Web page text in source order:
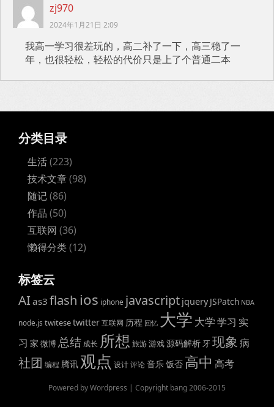
zj970
2024年1月21日 2:09
我高一学习很差玩的，高二补了一下，高三稳了一
年，也很轻松，轻松的代价只是上了个普通二本
分类目录
生活(223)
技术文章(98)
随记(86)
作品 (50)
互联网 (36)
懒得分类(12)
标签云
AIas3 flash ios iphone javascript jquery JSPatch NBA
node.js twitesetwitter互联网 历程 回忆 大学 大学学习 实
习 家 微博总结 成长 所想 旅游游戏源码解析 牙现象病
社团 编程 腾讯 观点 设计评论音乐饭否 高中 高考
Powered by Wordpress | Copyright bang 2006-2015